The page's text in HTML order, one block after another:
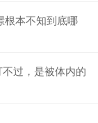
根本不知到底哪
过，是被体内的